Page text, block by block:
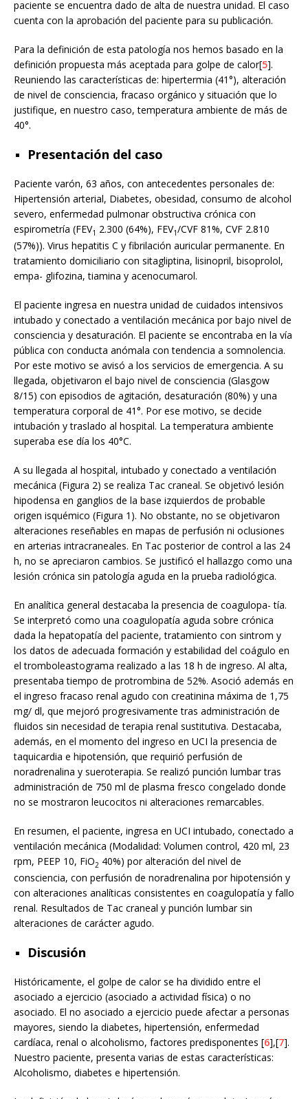
paciente se encuentra dado de alta de nuestra unidad. El caso
cuenta con la aprobación del paciente para su publicación.
Para la definición de esta patología nos hemos basado en la
definición propuesta más aceptada para golpe de calor[5].
Reuniendo las características de: hipertermia (41°), alteración
de nivel de consciencia, fracaso orgánico y situación que lo
justifique, en nuestro caso, temperatura ambiente de más de
40°.
Presentación del caso
Paciente varón, 63 años, con antecedentes personales de:
Hipertensión arterial, Diabetes, obesidad, consumo de alcohol
severo, enfermedad pulmonar obstructiva crónica con
espirometría (FEV1 2.300 (64%), FEV1/CVF 81%, CVF 2.810
(57%)). Virus hepatitis C y fibrilación auricular permanente. En
tratamiento domiciliario con sitagliptina, lisinopril, bisoprolol,
empa- glifozina, tiamina y acenocumarol.
El paciente ingresa en nuestra unidad de cuidados intensivos
intubado y conectado a ventilación mecánica por bajo nivel de
consciencia y desaturación. El paciente se encontraba en la vía
pública con conducta anómala con tendencia a somnolencia.
Por este motivo se avisó a los servicios de emergencia. A su
llegada, objetivaron el bajo nivel de consciencia (Glasgow
8/15) con episodios de agitación, desaturación (80%) y una
temperatura corporal de 41°. Por ese motivo, se decide
intubación y traslado al hospital. La temperatura ambiente
superaba ese día los 40°C.
A su llegada al hospital, intubado y conectado a ventilación
mecánica (Figura 2) se realiza Tac craneal. Se objetivó lesión
hipodensa en ganglios de la base izquierdos de probable
origen isquémico (Figura 1). No obstante, no se objetivaron
alteraciones reseñables en mapas de perfusión ni oclusiones
en arterias intracraneales. En Tac posterior de control a las 24
h, no se apreciaron cambios. Se justificó el hallazgo como una
lesión crónica sin patología aguda en la prueba radiológica.
En analítica general destacaba la presencia de coagulopa- tía.
Se interpretó como una coagulopatía aguda sobre crónica
dada la hepatopatía del paciente, tratamiento con sintrom y
los datos de adecuada formación y estabilidad del coágulo en
el tromboleastograma realizado a las 18 h de ingreso. Al alta,
presentaba tiempo de protrombina de 52%. Asoció además en
el ingreso fracaso renal agudo con creatinina máxima de 1,75
mg/ dl, que mejoró progresivamente tras administración de
fluidos sin necesidad de terapia renal sustitutiva. Destacaba,
además, en el momento del ingreso en UCI la presencia de
taquicardia e hipotensión, que requirió perfusión de
noradrenalina y sueroterapia. Se realizó punción lumbar tras
administración de 750 ml de plasma fresco congelado donde
no se mostraron leucocitos ni alteraciones remarcables.
En resumen, el paciente, ingresa en UCI intubado, conectado a
ventilación mecánica (Modalidad: Volumen control, 420 ml, 23
rpm, PEEP 10, FiO2 40%) por alteración del nivel de
consciencia, con perfusión de noradrenalina por hipotensión y
con alteraciones analíticas consistentes en coagulopatía y fallo
renal. Resultados de Tac craneal y punción lumbar sin
alteraciones de carácter agudo.
Discusión
Históricamente, el golpe de calor se ha dividido entre el
asociado a ejercicio (asociado a actividad física) o no
asociado. El no asociado a ejercicio puede afectar a personas
mayores, siendo la diabetes, hipertensión, enfermedad
cardíaca, renal o alcoholismo, factores predisponentes [6],[7].
Nuestro paciente, presenta varias de estas características:
Alcoholismo, diabetes e hipertensión.